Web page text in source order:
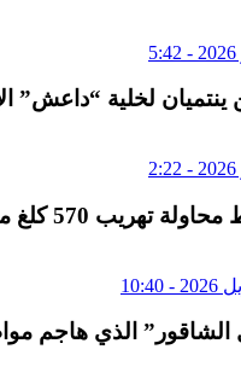
لخلية “داعش”
570 كلغ من مخدر الشيرا
الذي هاجم